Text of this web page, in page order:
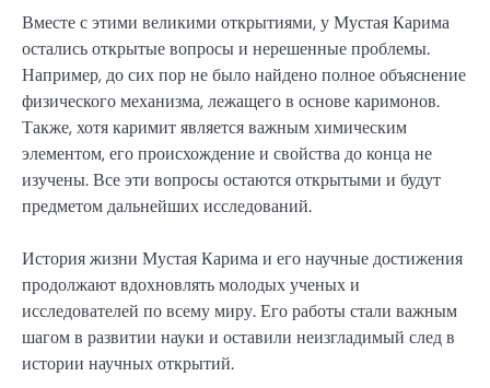
Вместе с этими великими открытиями, у Мустая Карима
остались открытые вопросы и нерешенные проблемы.
Например, до сих пор не было найдено полное объяснение
физического механизма, лежащего в основе каримонов.
Также, хотя каримит является важным химическим
элементом, его происхождение и свойства до конца не
изучены. Все эти вопросы остаются открытыми и будут
предметом дальнейших исследований.
История жизни Мустая Карима и его научные достижения
продолжают вдохновлять молодых ученых и
исследователей по всему миру. Его работы стали важным
шагом в развитии науки и оставили неизгладимый след в
истории научных открытий.